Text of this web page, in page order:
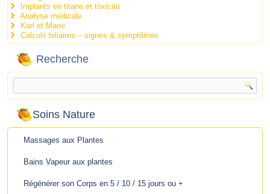
Implants en titane et toxicité
Analyse médicale
Karl et Marie
Calculs biliaires – signes & symptômes
Recherche
Soins Nature
Massages aux Plantes
Bains Vapeur aux plantes
Régénérer son Corps en 5 / 10 / 15 jours ou +